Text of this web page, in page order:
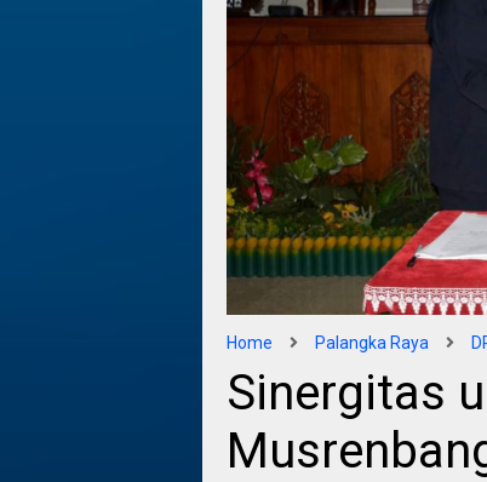
Home Palangka Raya
Sinergitas